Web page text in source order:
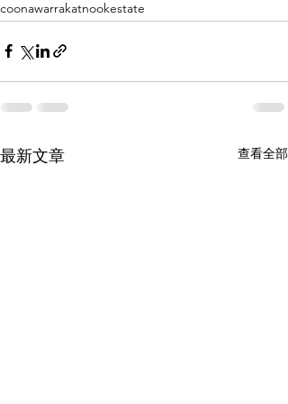
coonawarrakatnookestate
最新文章 查看全部